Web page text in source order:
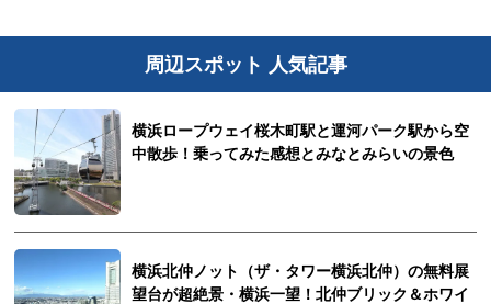
周辺スポット 人気記事
横浜ロープウェイ桜木町駅と運河パーク駅から空
中散歩！乗ってみた感想とみなとみらいの景色
横浜北仲ノット（ザ・タワー横浜北仲）の無料展
望台が超絶景・横浜一望！北仲ブリック＆ホワイ